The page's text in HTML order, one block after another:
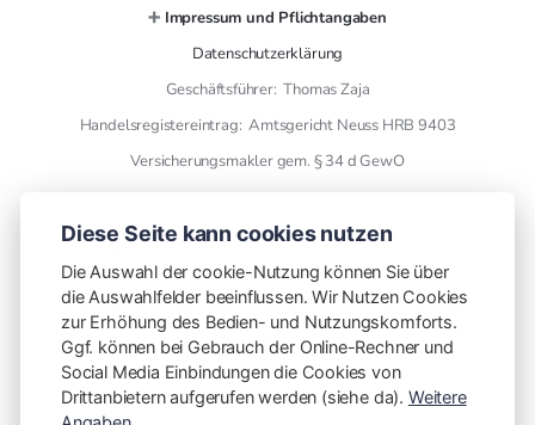
➕ Impressum und Pflichtangaben
Datenschutzerklärung
Geschäftsführer: Thomas Zaja
Handelsregistereintrag: Amtsgericht Neuss HRB 9403
Versicherungsmakler gem. § 34 d GewO
➕ Kontaktdaten
THL Versicherungsmakler GmbH
finanzen mit plan
Otto Wels Str. 8
41466 Neuss
Telefon: [02131 5953606](tel:02131 5953606)
Diese Seite kann cookies nutzen
Die Auswahl der cookie-Nutzung können Sie über
die Auswahlfelder beeinflussen. Wir Nutzen Cookies
zur Erhöhung des Bedien- und Nutzungskomforts.
Ggf. können bei Gebrauch der Online-Rechner und
Social Media Einbindungen die Cookies von
Drittanbietern aufgerufen werden (siehe da). Weitere